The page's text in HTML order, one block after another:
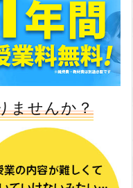
ませんか？